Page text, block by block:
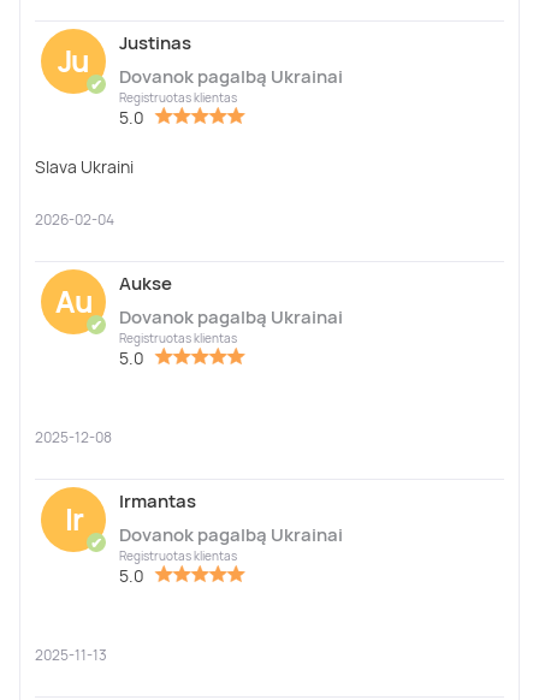
Ju
✔
Justinas
Dovanok pagalbą Ukrainai
Registruotas klientas
5.0
Slava Ukraini
2026-02-04
Au
✔
Aukse
Dovanok pagalbą Ukrainai
Registruotas klientas
5.0
2025-12-08
Ir
✔
Irmantas
Dovanok pagalbą Ukrainai
Registruotas klientas
5.0
2025-11-13